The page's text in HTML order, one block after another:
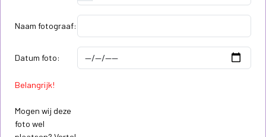
Naam fotograaf:
Datum foto:
Belangrijk!
Mogen wij deze
foto wel